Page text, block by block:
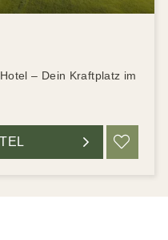
– Dein Kraftplatz im